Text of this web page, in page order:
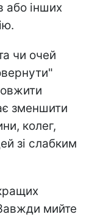
або інших
чи очей
зменшити
колег,
зі слабким
мийте